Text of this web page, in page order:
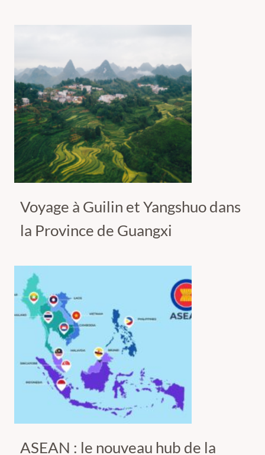
Voyage à Guilin et Yangshuo dans
la Province de Guangxi
ASEAN : le nouveau hub de la